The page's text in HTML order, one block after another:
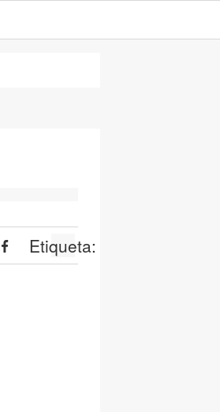
Etiqueta: